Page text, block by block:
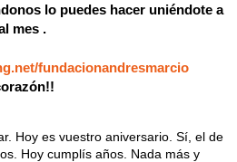
lo puedes hacer uniéndote a
mes .
fundacionandresmarcio
Hoy es vuestro aniversario. Sí, el de
Hoy cumplís años. Nada más y